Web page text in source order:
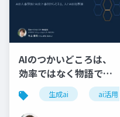
AIのつかいどころは、
効率ではなく物語で決
まる
生成ai ai活用